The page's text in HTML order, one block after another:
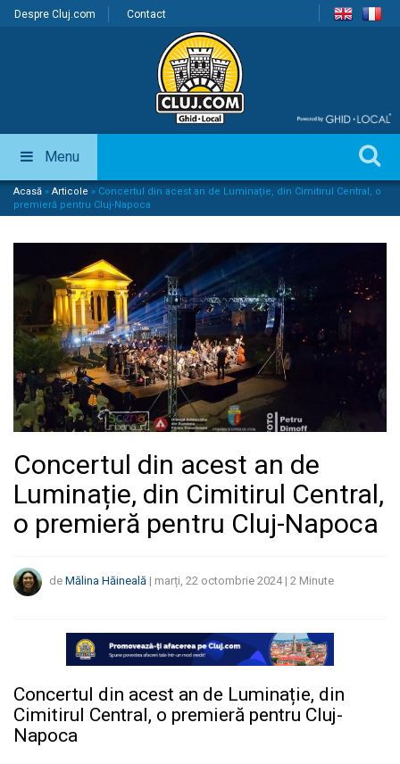
Despre Cluj.com Contact
Menu
Acasă » Articole » Concertul din acest an de Luminație, din Cimitirul Central, o
premieră pentru Cluj-Napoca
Concertul din acest an de
Luminație, din Cimitirul Central,
o premieră pentru Cluj-Napoca
de Mălina Hăineală | marți, 22 octombrie 2024| 2 Minute
Concertul din acest an de Luminație, din
Cimitirul Central, o premieră pentru Cluj-
Napoca